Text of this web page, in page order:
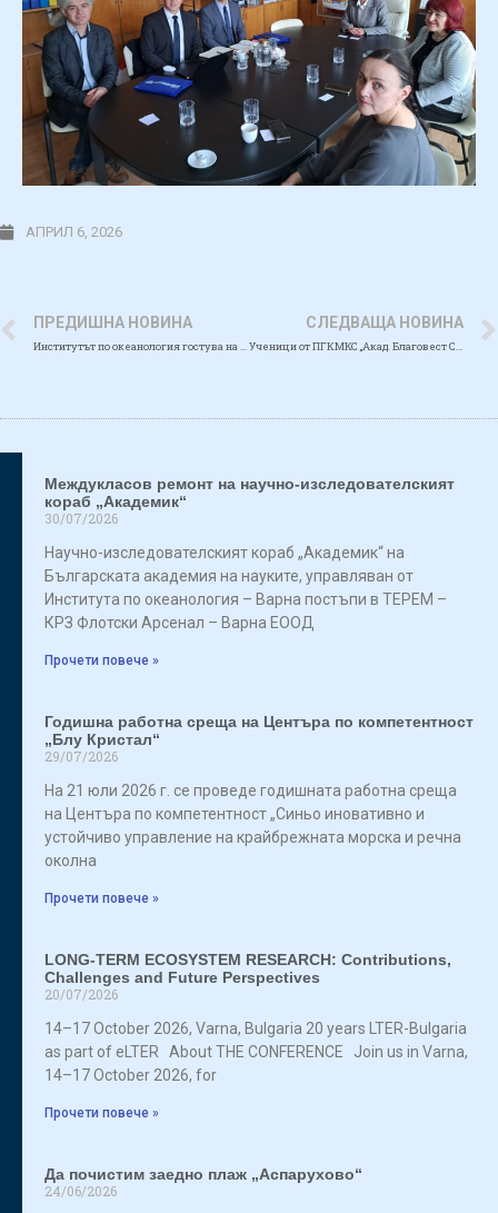
АПРИЛ 6, 2026
ПРЕДИШНА НОВИНА
Институтът по океанология гостува на ДГ „Звездичка“ по повод Световния ден на водата
СЛЕДВАЩА НОВИНА
Ученици от ПГКМКС „Акад. Благовест Сендов“ – Варна се включват в международната инициатива „Осинови Арго сонда“
Междукласов ремонт на научно-изследователският
кораб „Академик“
30/07/2026
Научно-изследователският кораб „Академик“ на
Българската академия на науките, управляван от
Института по океанология – Варна постъпи в ТЕРЕМ –
КРЗ Флотски Арсенал – Варна ЕООД
Прочети повече »
Годишна работна среща на Центъра по компетентност
„Блу Кристал“
29/07/2026
На 21 юли 2026 г. се проведе годишната работна среща
на Центъра по компетентност „Синьо иновативно и
устойчиво управление на крайбрежната морска и речна
околна
Прочети повече »
LONG-TERM ECOSYSTEM RESEARCH: Contributions,
Challenges and Future Perspectives
20/07/2026
14–17 October 2026, Varna, Bulgaria 20 years LTER-Bulgaria
as part of eLTER About THE CONFERENCE Join us in Varna,
14–17 October 2026, for
Прочети повече »
Да почистим заедно плаж „Аспарухово“
24/06/2026